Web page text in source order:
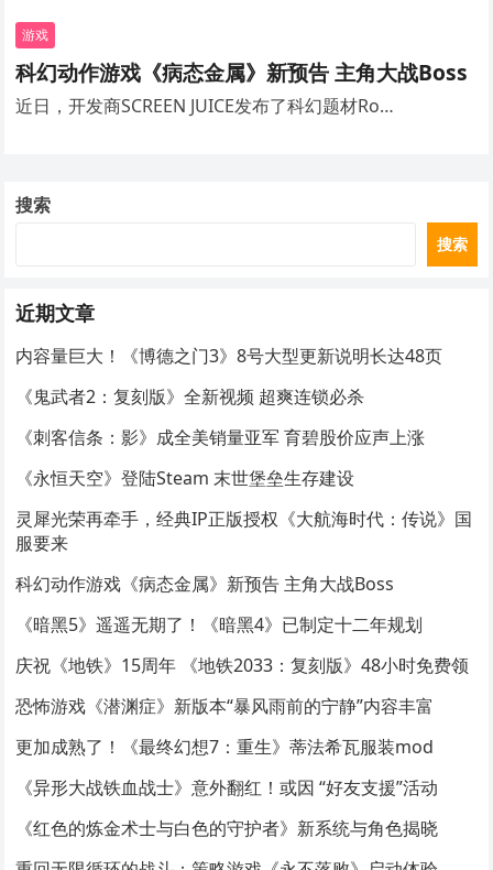
游戏
科幻动作游戏《病态金属》新预告 主角大战Boss
近日，开发商SCREEN JUICE发布了科幻题材Ro…
搜索
搜索
近期文章
内容量巨大！《博德之门3》8号大型更新说明长达48页
《鬼武者2：复刻版》全新视频 超爽连锁必杀
《刺客信条：影》成全美销量亚军 育碧股价应声上涨
《永恒天空》登陆Steam 末世堡垒生存建设
灵犀光荣再牵手，经典IP正版授权《大航海时代：传说》国
服要来
科幻动作游戏《病态金属》新预告 主角大战Boss
《暗黑5》遥遥无期了！《暗黑4》已制定十二年规划
庆祝《地铁》15周年 《地铁2033：复刻版》48小时免费领
恐怖游戏《潜渊症》新版本“暴风雨前的宁静”内容丰富
更加成熟了！《最终幻想7：重生》蒂法希瓦服装mod
《异形大战铁血战士》意外翻红！或因 “好友支援”活动
《红色的炼金术士与白色的守护者》新系统与角色揭晓